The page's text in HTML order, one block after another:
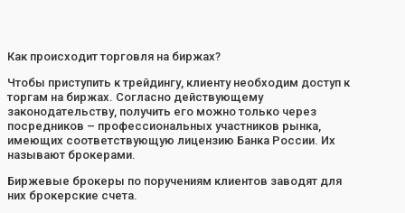
Как происходит торговля на биржах?
Чтобы приступить к трейдингу, клиенту необходим доступ к
торгам на биржах. Согласно действующему
законодательству, получить его можно только через
посредников – профессиональных участников рынка,
имеющих соответствующую лицензию Банка России. Их
называют брокерами.
Биржевые брокеры по поручениям клиентов заводят для
них брокерские счета.